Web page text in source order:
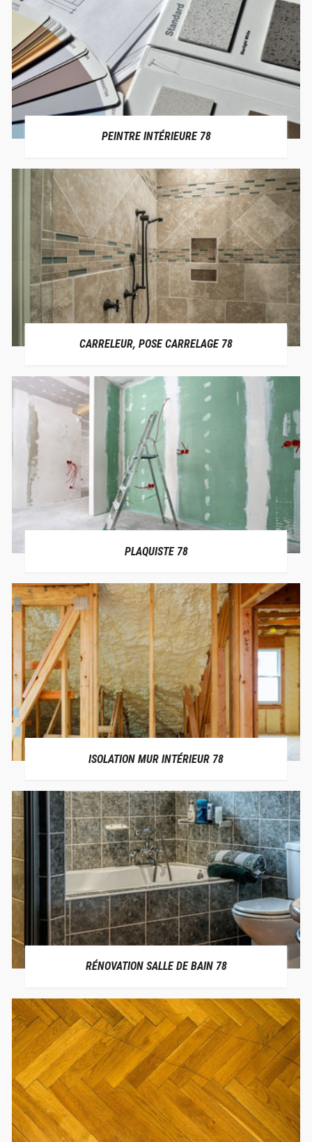
PEINTRE INTÉRIEURE 78
CARRELEUR, POSE CARRELAGE 78
PLAQUISTE 78
ISOLATION MUR INTÉRIEUR 78
RÉNOVATION SALLE DE BAIN 78